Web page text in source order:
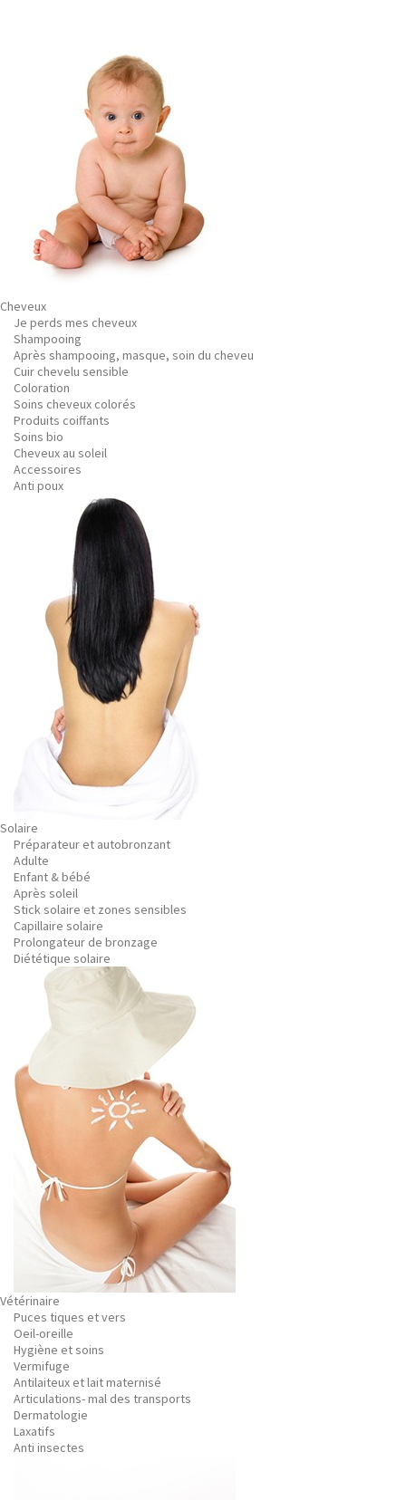
Cheveux
Je perds mes cheveux
Shampooing
Après shampooing, masque, soin du cheveu
Cuir chevelu sensible
Coloration
Soins cheveux colorés
Produits coiffants
Soins bio
Cheveux au soleil
Accessoires
Anti poux
Solaire
Préparateur et autobronzant
Adulte
Enfant & bébé
Après soleil
Stick solaire et zones sensibles
Capillaire solaire
Prolongateur de bronzage
Diététique solaire
Vétérinaire
Puces tiques et vers
Oeil-oreille
Hygiène et soins
Vermifuge
Antilaiteux et lait maternisé
Articulations- mal des transports
Dermatologie
Laxatifs
Anti insectes